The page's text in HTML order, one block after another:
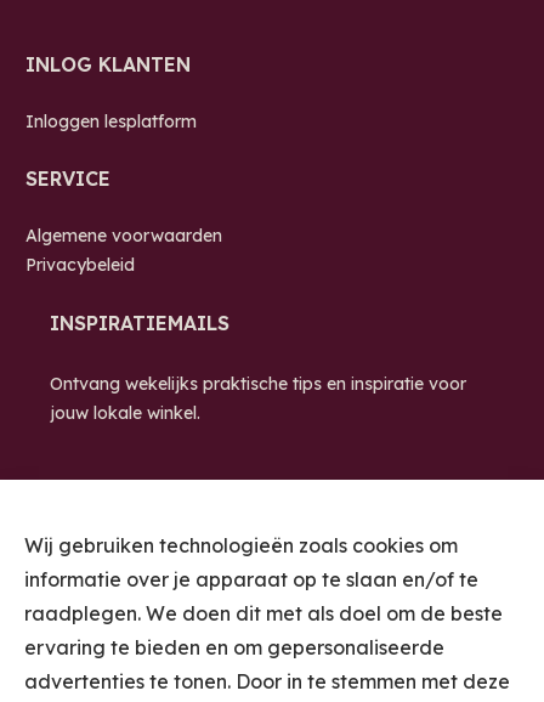
Wij gebruiken technologieën zoals cookies om
informatie over je apparaat op te slaan en/of te
raadplegen. We doen dit met als doel om de beste
ervaring te bieden en om gepersonaliseerde
advertenties te tonen. Door in te stemmen met deze
INLOG KLANTEN
Inloggen lesplatform
SERVICE
Algemene voorwaarden
Privacybeleid
INSPIRATIEMAILS
Ontvang wekelijks praktische tips en inspiratie voor
jouw lokale winkel.
STUUR ME DE
INSPIRATIEMAILS